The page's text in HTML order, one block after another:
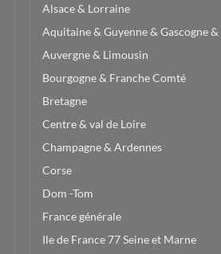
Alsace & Lorraine
Aquitaine & Guyenne & Gascogne
Auvergne & Limousin
Bourgogne & Franche Comté
Bretagne
Centre & val de Loire
Champagne & Ardennes
Corse
Dom -Tom
France générale
Ile de France 77 Seine et Marne